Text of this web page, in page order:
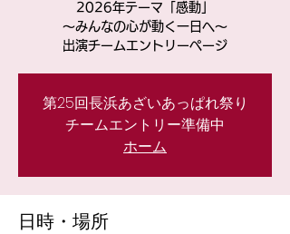
2026年テーマ「感動」
〜みんなの心が動く一日へ〜
出演チームエントリーページ
第25回長浜あざいあっぱれ祭り
チームエントリー準備中
ホーム
日時・場所